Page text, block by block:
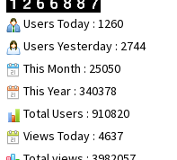
Users Today : 1260
Users Yesterday : 2744
This Month : 25050
This Year : 340378
Total Users : 910820
Views Today : 4637